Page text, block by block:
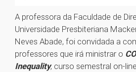
A professora da Faculdade de
Universidade Presbiteriana
Neves Abade, foi convidada a
professores que irá ministrar o
Inequality, curso semestral on-